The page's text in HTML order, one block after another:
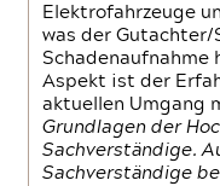
Elektrofahrzeuge
was der
Schadenaufnahme
Aspekt ist der
aktuellen Umgang
Grundlagen der
Sachverständige.
Sachverständige